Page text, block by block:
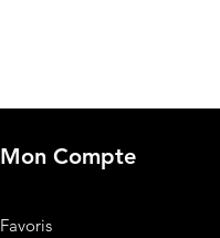
Mon Compte
Favoris